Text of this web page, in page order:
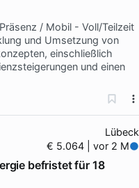
/ Mobil - Voll/Teilzeit
und Umsetzung von
einschließlich
und einen
Lübeck
€ 5.064 | vor 2 M
befristet für 18